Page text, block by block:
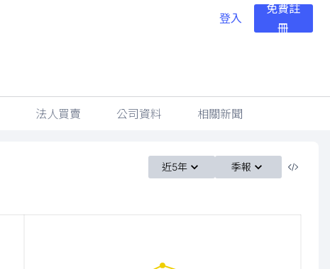
登入
免費註
冊
法人買賣 公司資料 相關新聞
近5年 季報